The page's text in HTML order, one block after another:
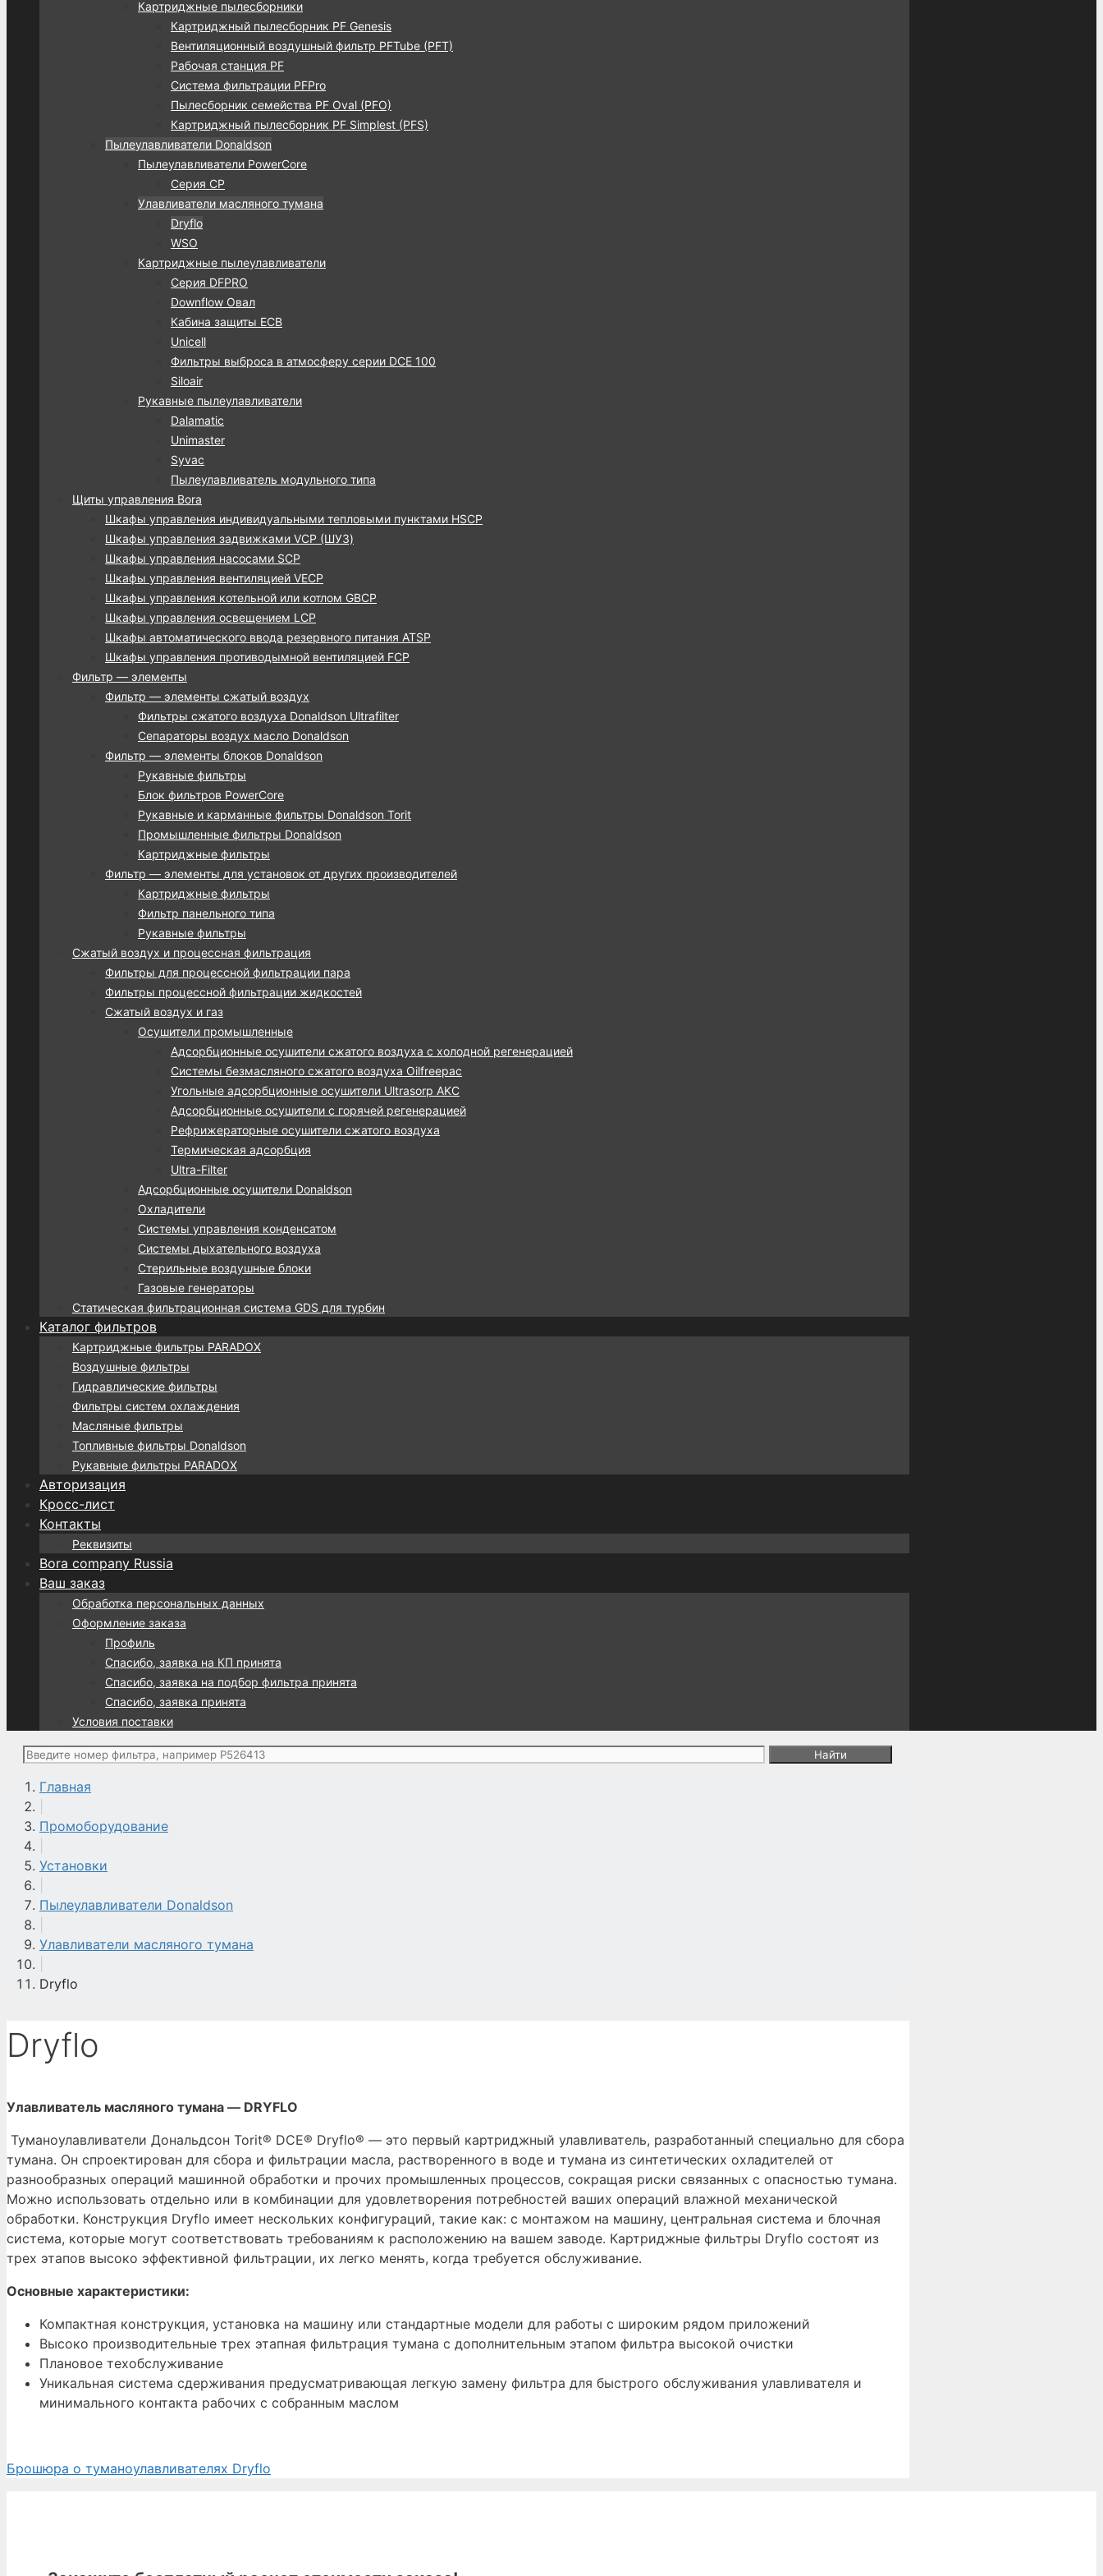
Картриджные пылесборники
Картриджный пылесборник PF Genesis
Вентиляционный воздушный фильтр PFTube (PFT)
Рабочая станция PF
Система фильтрации PFPro
Пылесборник семейства PF Oval (PFO)
Картриджный пылесборник PF Simplest (PFS)
Пылеулавливатели Donaldson
Пылеулавливатели PowerCore
Серия CP
Улавливатели масляного тумана
Dryflo
WSO
Картриджные пылеулавливатели
Серия DFPRO
Downflow Овал
Кабина защиты ECB
Unicell
Фильтры выброса в атмосферу серии DCE 100
Siloair
Рукавные пылеулавливатели
Dalamatic
Unimaster
Syvac
Пылеулавливатель модульного типа
Щиты управления Bora
Шкафы управления индивидуальными тепловыми пунктами HSCP
Шкафы управления задвижками VCP (ШУЗ)
Шкафы управления насосами SCP
Шкафы управления вентиляцией VECP
Шкафы управления котельной или котлом GBCP
Шкафы управления освещением LCP
Шкафы автоматического ввода резервного питания ATSP
Шкафы управления противодымной вентиляцией FCP
Фильтр — элементы
Фильтр — элементы сжатый воздух
Фильтры сжатого воздуха Donaldson Ultrafilter
Сепараторы воздух масло Donaldson
Фильтр — элементы блоков Donaldson
Рукавные фильтры
Блок фильтров PowerCore
Рукавные и карманные фильтры Donaldson Torit
Промышленные фильтры Donaldson
Картриджные фильтры
Фильтр — элементы для установок от других производителей
Картриджные фильтры
Фильтр панельного типа
Рукавные фильтры
Сжатый воздух и процессная фильтрация
Фильтры для процессной фильтрации пара
Фильтры процессной фильтрации жидкостей
Сжатый воздух и газ
Осушители промышленные
Адсорбционные осушители сжатого воздуха с холодной регенерацией
Системы безмасляного сжатого воздуха Oilfreepac
Угольные адсорбционные осушители Ultrasorp AKC
Адсорбционные осушители с горячей регенерацией
Рефрижераторные осушители сжатого воздуха
Термическая адсорбция
Ultra-Filter
Адсорбционные осушители Donaldson
Охладители
Системы управления конденсатом
Системы дыхательного воздуха
Стерильные воздушные блоки
Газовые генераторы
Статическая фильтрационная система GDS для турбин
Каталог фильтров
Картриджные фильтры PARADOX
Воздушные фильтры
Гидравлические фильтры
Фильтры систем охлаждения
Масляные фильтры
Топливные фильтры Donaldson
Рукавные фильтры PARADOX
Авторизация
Кросс-лист
Контакты
Реквизиты
Bora company Russia
Ваш заказ
Обработка персональных данных
Оформление заказа
Профиль
Спасибо, заявка на КП принята
Спасибо, заявка на подбор фильтра принята
Спасибо, заявка принята
Условия поставки
Поиск:
Главная
Промоборудование
Установки
Пылеулавливатели Donaldson
Улавливатели масляного тумана
Dryflo
Dryflo
Улавливатель масляного тумана — DRYFLO
Туманоулавливатели Дональдсон Torit® DCE® Dryflo® — это первый картриджный улавливатель, разработанный специально для сбора
тумана. Он спроектирован для сбора и фильтрации масла, растворенного в воде и тумана из синтетических охладителей от
разнообразных операций машинной обработки и прочих промышленных процессов, сокращая риски связанных с опасностью тумана.
Можно использовать отдельно или в комбинации для удовлетворения потребностей ваших операций влажной механической
обработки. Конструкция Dryflo имеет нескольких конфигураций, такие как: с монтажом на машину, центральная система и блочная
система, которые могут соответствовать требованиям к расположению на вашем заводе. Картриджные фильтры Dryflo состоят из
трех этапов высоко эффективной фильтрации, их легко менять, когда требуется обслуживание.
Основные характеристики:
Компактная конструкция, установка на машину или стандартные модели для работы с широким рядом приложений
Высоко производительные трех этапная фильтрация тумана с дополнительным этапом фильтра высокой очистки
Плановое техобслуживание
Уникальная система сдерживания предусматривающая легкую замену фильтра для быстрого обслуживания улавливателя и
минимального контакта рабочих с собранным маслом
Брошюра о туманоулавливателях Dryflo